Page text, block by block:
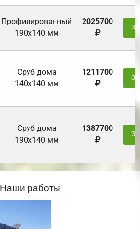
Профилированный
190х140 мм
2025700
Cруб дома
140х140 мм
1211700
Cруб дома
190х140 мм
1387700
Наши работы